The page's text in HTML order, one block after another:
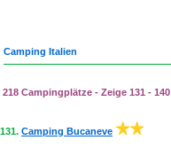
Camping Italien
218 Campingplätze - Zeige 131 - 140
131. Camping Bucaneve